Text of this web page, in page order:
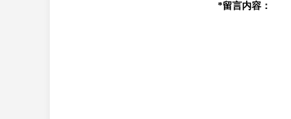
*留言内容：